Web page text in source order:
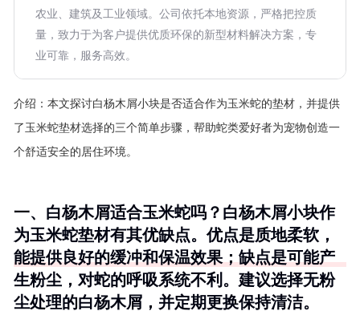
农业、建筑及工业领域。公司依托本地资源，严格把控质
量，致力于为客户提供优质环保的新型材料解决方案，专
业可靠，服务高效。
介绍： 本文探讨白杨木屑小块是否适合作为玉米蛇的垫材，并提供
了玉米蛇垫材选择的三个简单步骤，帮助蛇类爱好者为宠物创造一
个舒适安全的居住环境。
一、白杨木屑适合玉米蛇吗？白杨木屑小块作
为玉米蛇垫材有其优缺点。优点是质地柔软，
能提供良好的缓冲和保温效果；缺点是可能产
生粉尘，对蛇的呼吸系统不利。建议选择无粉
尘处理的白杨木屑，并定期更换保持清洁。